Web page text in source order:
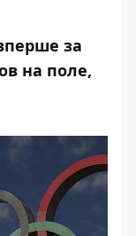
за
на поле,